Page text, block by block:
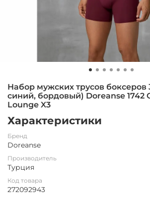
Набор мужских трусов боксеров
синий, бордовый) Doreanse 1742
Lounge X3
Характеристики
Бренд
Doreanse
Производитель
Турция
Код товара
272092943